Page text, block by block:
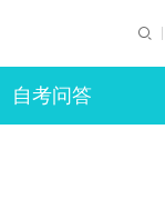
自考问答